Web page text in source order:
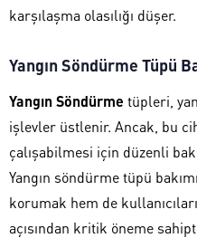
karşılaşma olasılığı düşer.
Yangın Söndürme Tüpü
Yangın Söndürme tüpleri,
işlevler üstlenir. Ancak, bu
çalışabilmesi için düzenli
Yangın söndürme tüpü
korumak hem de
açısından kritik öneme